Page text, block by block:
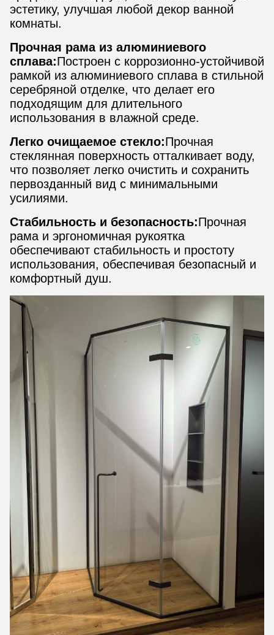
эстетику, улучшая любой декор ванной
комнаты.
Прочная рама из алюминиевого
сплава:Построен с коррозионно-устойчивой
рамкой из алюминиевого сплава в стильной
серебряной отделке, что делает его
подходящим для длительного
использования в влажной среде.
Легко очищаемое стекло:Прочная
стеклянная поверхность отталкивает воду,
что позволяет легко очистить и сохранить
первозданный вид с минимальными
усилиями.
Стабильность и безопасность:Прочная
рама и эргономичная рукоятка
обеспечивают стабильность и простоту
использования, обеспечивая безопасный и
комфортный душ.